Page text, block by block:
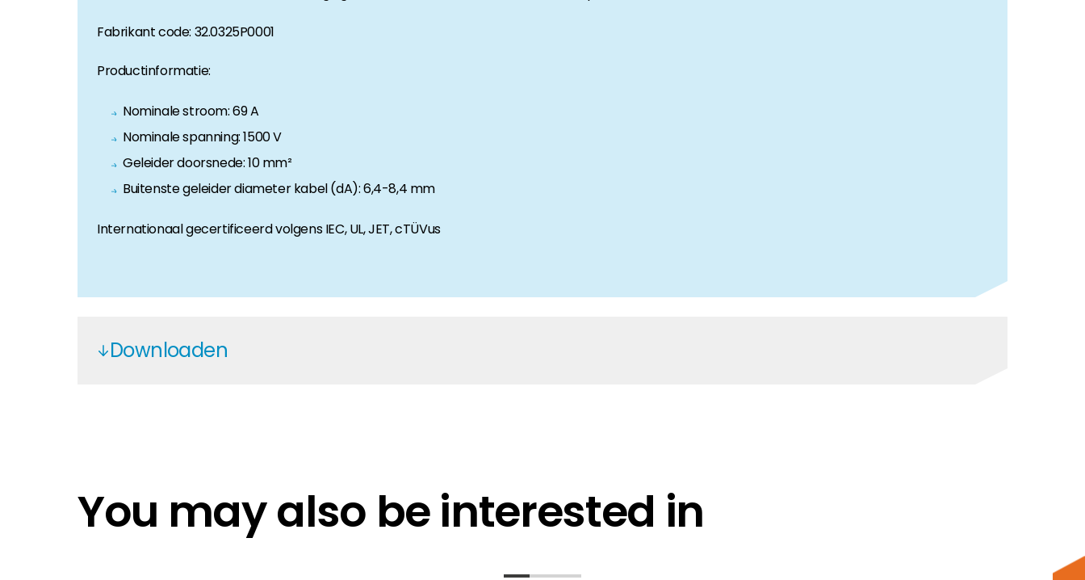
Als u op zoek bent naar belangrijke product- en branche-informatie, dan vindt u die hier.
Fabrikant code: 32.0325P0001
Productinformatie:
Nominale stroom: 69 A
Nominale spanning: 1500 V
Geleider doorsnede: 10 mm²
Buitenste geleider diameter kabel (dA): 6,4-8,4 mm
Internationaal gecertificeerd volgens IEC, UL, JET, cTÜVus
Downloaden
Connector MC4 with EVO2
You may also be interested in